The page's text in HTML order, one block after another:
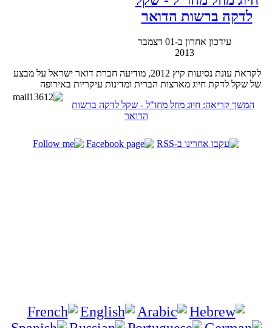
לדקה ברשות הדואר
עידכון אחרון ב-01 דצמבר
2013
לקראת עונת נסיעות קיץ 2012, מודיעה חברת דואר ישראל על מבצע
של שקל לדקת חיוג מארצות הברית ומדינות עיקריות באירופה
המשך קריאה: חיוג מוזל מחו"ל - שקל לדקה ברשות
הדואר